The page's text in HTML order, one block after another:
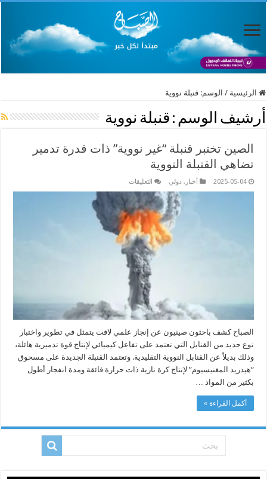
الرئيسية / الوسم:قنبلة نووية
أرشيف الوسم : قنبلة نووية
الصين تختبر قنبلة “غير نووية” ذات قدرة تدمير
تضاهي القنبلة النووية
2025-05-04 أخبار , دولي التعليقات
تختبر
قنبلة
“غير
نووية”
ذات
قدرة
تدمير
تضاهي
القنبلة
النووية
مغلقة
الصباح كشف باحثون صينيون عن إنجاز علمي لافت يتمثل في تطوير واختبار
نوع جديد من القنابل التي تعتمد على تفاعل كيميائي لإنتاج قوة تدميرية هائلة،
وذلك بديلاً عن القنابل النووية التقليدية. وتعتمد القنبلة الجديدة على مسحوق
“هيدريد المغنيسيوم” لإنتاج كرة نارية ذات حرارة فائقة ومدة انفجار أطول
بكثير من المواد …
أكمل القراءة »